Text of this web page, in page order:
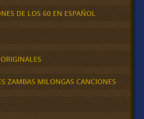
DE LOS 60 EN ESPAÑOL
ZAMBAS MILONGAS CANCIONES